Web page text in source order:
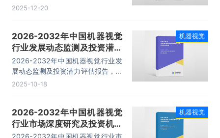
要包括行业综述及数据来源说明、发
2025-12-20
2026-2032年中国机器视觉
行业发展动态监测及投资潜力
评估报告
2026-2032年中国机器视觉行业发
展动态监测及投资潜力评估报告，主
要包括发展分析、应用现状与潜力、
2025-10-18
机器视觉
2026-2032年中国机器视觉
行业市场深度研究及投资机会
洞察报告
机器视觉